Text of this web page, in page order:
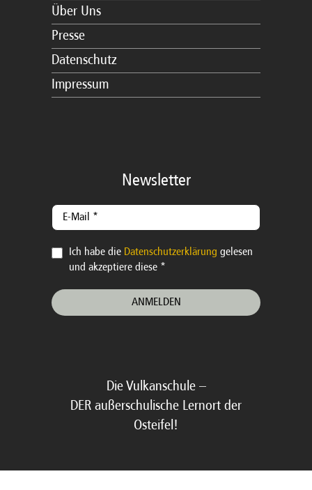
Über Uns
Presse
Datenschutz
Impressum
Newsletter
Ich habe die Datenschutzerklärung gelesen
und akzeptiere diese *
Die Vulkanschule –
DER außerschulische Lernort der
Osteifel!